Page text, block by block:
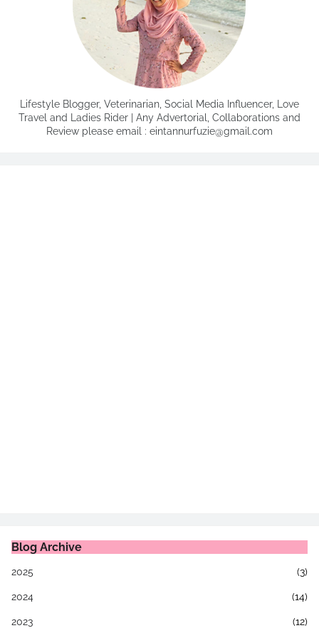
Lifestyle Blogger, Veterinarian, Social Media Influencer, Love
Travel and Ladies Rider | Any Advertorial, Collaborations and
Review please email : eintannurfuzie@gmail.com
Blog Archive
2025 (3)
2024 (14)
2023 (12)